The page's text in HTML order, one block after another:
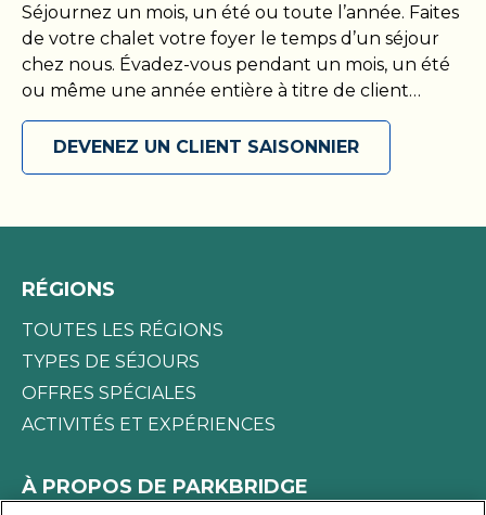
Séjournez un mois, un été ou toute l’année. Faites
de votre chalet votre foyer le temps d’un séjour
chez nous. Évadez-vous pendant un mois, un été
ou même une année entière à titre de client
saisonnier! Présentez-vous avec votre propre VR
ou installez-vous dans votre chalet, puis maximisez
votre séjour parmi nous en accédant à toutes les
DEVENEZ UN CLIENT SAISONNIER
RÉGIONS
TOUTES LES RÉGIONS
TYPES DE SÉJOURS
OFFRES SPÉCIALES
ACTIVITÉS ET EXPÉRIENCES
À PROPOS DE PARKBRIDGE